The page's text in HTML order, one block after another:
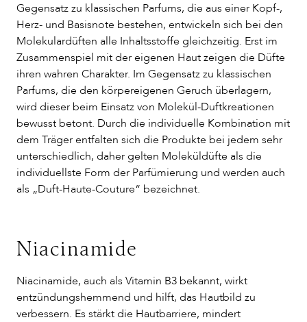
Gegensatz zu klassischen Parfums, die aus einer Kopf-,
Herz- und Basisnote bestehen, entwickeln sich bei den
Molekulardüften alle Inhaltsstoffe gleichzeitig. Erst im
Zusammenspiel mit der eigenen Haut zeigen die Düfte
ihren wahren Charakter. Im Gegensatz zu klassischen
Parfums, die den körpereigenen Geruch überlagern,
wird dieser beim Einsatz von Molekül-Duftkreationen
bewusst betont. Durch die individuelle Kombination mit
dem Träger entfalten sich die Produkte bei jedem sehr
unterschiedlich, daher gelten Moleküldüfte als die
individuellste Form der Parfümierung und werden auch
als „Duft-Haute-Couture“ bezeichnet.
Niacinamide
Niacinamide, auch als Vitamin B3 bekannt, wirkt
entzündungshemmend und hilft, das Hautbild zu
verbessern. Es stärkt die Hautbarriere, mindert